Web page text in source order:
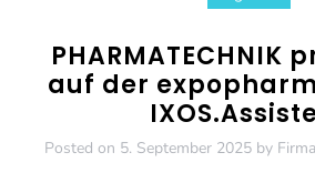
PHARMATECHNIK
auf der
Posted on 5. September 2025 by